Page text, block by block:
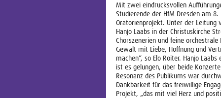
Mit zwei eindrucksvollen
Studierende der HfM Dresden am
Oratorienprojekt. Unter der Leitung
Hanjo Laabs in der Christuskirche
Chorszenerien und feine
Gewalt mit Liebe, Hoffnung und
machen“, so Elo Roiter. Hanjo
ist es gelungen, über beide
Resonanz des Publikums war
Dankbarkeit für das freiwillige
Projekt, „das mit viel Herz und